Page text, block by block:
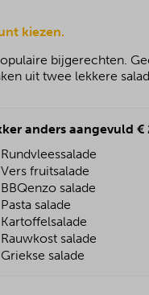
kiezen.
bijgerechten.
uit twee lekkere
anders aangevuld €
Rundvleessalade
Vers fruitsalade
BBQenzo salade
Pasta salade
Kartoffelsalade
Rauwkost salade
Griekse salade